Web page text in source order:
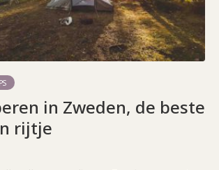
in Zweden, de beste
rijtje